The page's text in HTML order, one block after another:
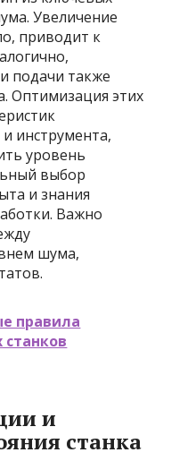
Увеличение
приводит к
подачи также
Оптимизация этих
инструмента,
уровень
выбор
и знания
Важно
шума,
правила
и
станка